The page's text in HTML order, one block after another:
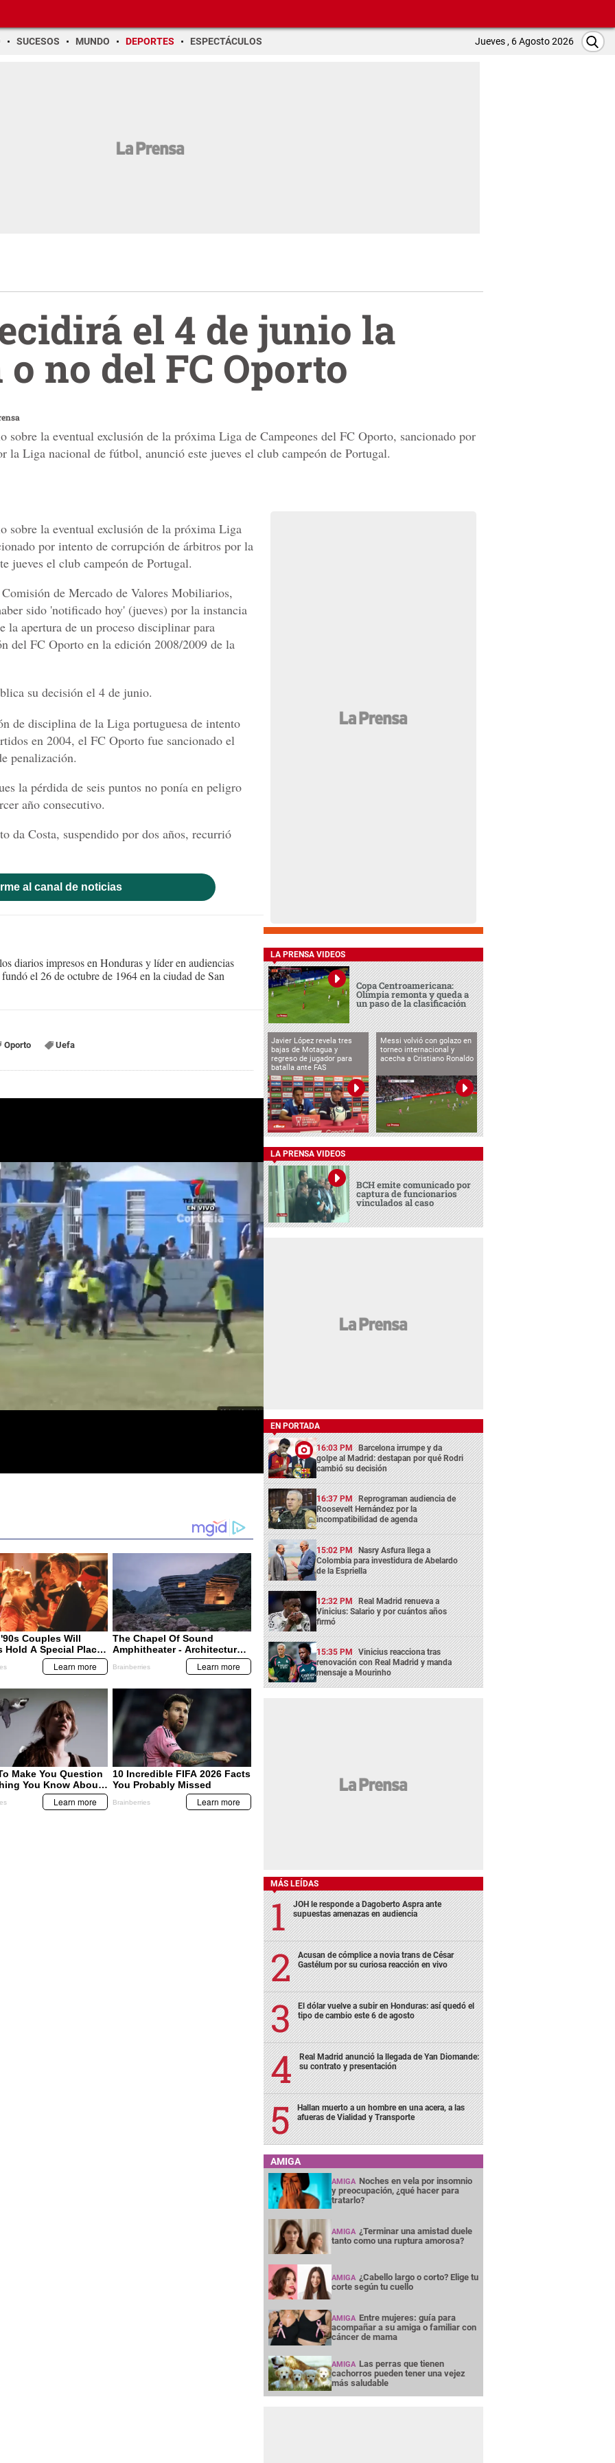
SUCESOS MUNDO DEPORTES ESPECTÁCULOS Jueves , 6 Agosto 2026
el 4 de junio la
no del FC Oporto
sobre la eventual exclusión de la próxima Liga de Campeones del FC Oporto, sancionado por
la Liga nacional de fútbol, anunció este jueves el club campeón de Portugal.
sobre la eventual exclusión de la próxima Liga
por intento de corrupción de árbitros por la
jueves el club campeón de Portugal.
de Mercado de Valores Mobiliarios,
sido 'notificado hoy' (jueves) por la instancia
apertura de un proceso disciplinar para
del FC Oporto en la edición 2008/2009 de la
su decisión el 4 de junio.
de disciplina de la Liga portuguesa de intento
en 2004, el FC Oporto fue sancionado el
penalización.
la pérdida de seis puntos no ponía en peligro
año consecutivo.
da Costa, suspendido por dos años, recurrió
al canal de noticias
diarios impresos en Honduras y líder en audiencias
el 26 de octubre de 1964 en la ciudad de San
Oporto Uefa
LA PRENSA VIDEOS
Copa Centroamericana:
Olimpia remonta y queda a
un paso de la clasificación
Javier López revela tres
bajas de Motagua y
regreso de jugador para
batalla ante FAS
Messi volvió con golazo en
torneo internacional y
acecha a Cristiano Ronaldo
LA PRENSA VIDEOS
BCH emite comunicado por
captura de funcionarios
vinculados al caso
EN PORTADA
16:03 PM Barcelona irrumpe y da
golpe al Madrid: destapan por qué Rodri
cambió su decisión
16:37 PM Reprograman audiencia de
Roosevelt Hernández por la
incompatibilidad de agenda
15:02 PM Nasry Asfura llega a
Colombia para investidura de Abelardo
de la Espriella
12:32 PM Real Madrid renueva a
Vinicius: Salario y por cuántos años
firmó
15:35 PM Vinicius reacciona tras
renovación con Real Madrid y manda
mensaje a Mourinho
MÁS LEÍDAS
JOH le responde a Dagoberto Aspra ante
supuestas amenazas en audiencia
Acusan de cómplice a novia trans de César
Gastélum por su curiosa reacción en vivo
El dólar vuelve a subir en Honduras: así quedó el
tipo de cambio este 6 de agosto
Real Madrid anunció la llegada de Yan Diomande:
su contrato y presentación
Hallan muerto a un hombre en una acera, a las
afueras de Vialidad y Transporte
AMIGA
AMIGA Noches en vela por insomnio
y preocupación, ¿qué hacer para
tratarlo?
AMIGA ¿Terminar una amistad duele
tanto como una ruptura amorosa?
AMIGA ¿Cabello largo o corto? Elige tu
corte según tu cuello
AMIGA Entre mujeres: guía para
acompañar a su amiga o familiar con
cáncer de mama
AMIGA Las perras que tienen
cachorros pueden tener una vejez
más saludable